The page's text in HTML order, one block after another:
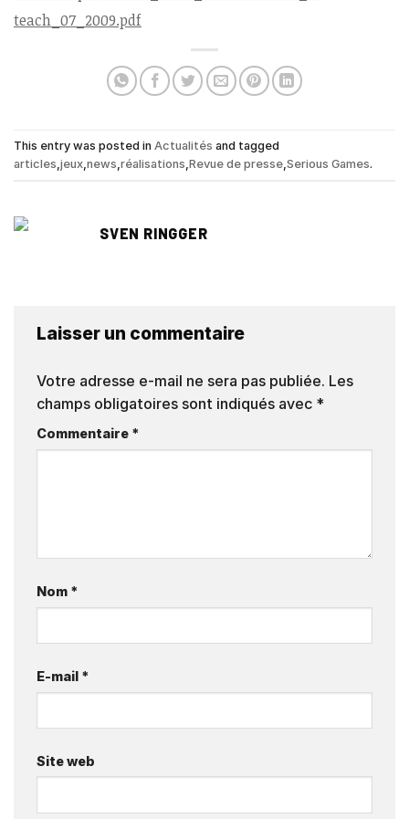
teach_07_2009.pdf
This entry was posted in Actualités and tagged
articles jeux news réalisations Revue de presse Serious Games.
SVEN RINGGER
Laisser un commentaire
Votre adresse e-mail ne sera pas publiée. Les
champs obligatoires sont indiqués avec *
Commentaire *
Nom *
E-mail *
Site web